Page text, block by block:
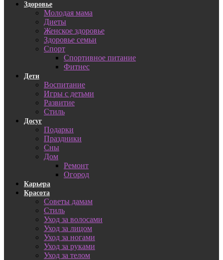
Здоровье
Молодая мама
Диеты
Женское здоровье
Здоровье семьи
Спорт
Спортивное питание
Фитнес
Дети
Воспитание
Игры с детьми
Развитие
Стиль
Досуг
Подарки
Праздники
Сны
Дом
Ремонт
Огород
Карьера
Красота
Советы дамам
Стиль
Уход за волосами
Уход за лицом
Уход за ногами
Уход за руками
Уход за телом